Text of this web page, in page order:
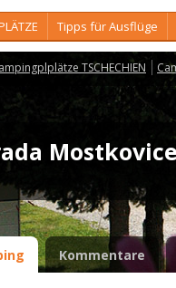
Tipps für Ausflüge
TSCHECHIEN
Kommentare